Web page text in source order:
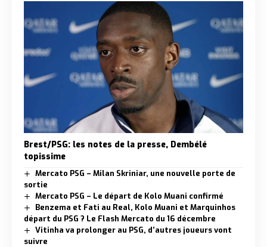
Brest/PSG: les notes de la presse, Dembélé
topissime
Mercato PSG – Milan Skriniar, une nouvelle porte de
sortie
Mercato PSG – Le départ de Kolo Muani confirmé
Benzema et Fati au Real, Kolo Muani et Marquinhos
départ du PSG ? Le Flash Mercato du 16 décembre
Vitinha va prolonger au PSG, d’autres joueurs vont
suivre